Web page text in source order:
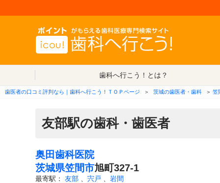
歯科へ行こう！とは？
歯医者の口コミ評判なら｜歯科へ行こう！ＴＯＰページ ＞ 茨城の歯医者・歯科 ＞ 笠
友部駅の歯科・歯医者
奥田歯科医院
茨城県笠間市旭町327-1
最寄駅： 友部 宍戸 岩間